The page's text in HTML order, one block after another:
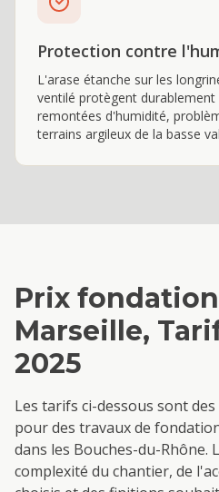
Protection contre
L'arase étanche sur les
ventilé protègent
remontées d'humidité,
terrains argileux de la basse
Prix
Marseille,
2025
Les tarifs ci-dessous sont
pour des travaux de
dans les Bouches-du-Rhône.
complexité du chantier, de